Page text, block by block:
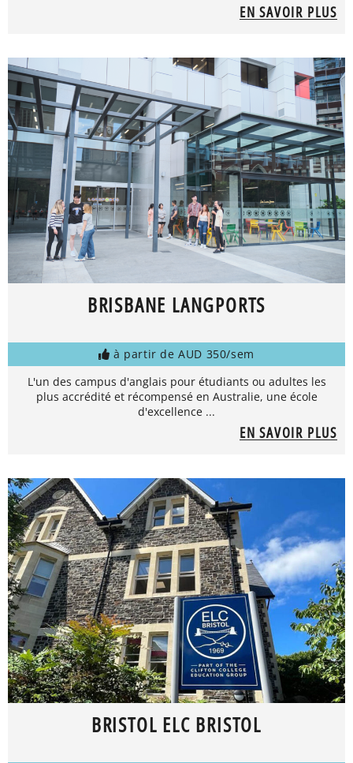
EN SAVOIR PLUS
BRISBANE LANGPORTS
à partir de AUD 350/sem
L'un des campus d'anglais pour étudiants ou adultes les
plus accrédité et récompensé en Australie, une école
d'excellence ...
EN SAVOIR PLUS
BRISTOL ELC BRISTOL